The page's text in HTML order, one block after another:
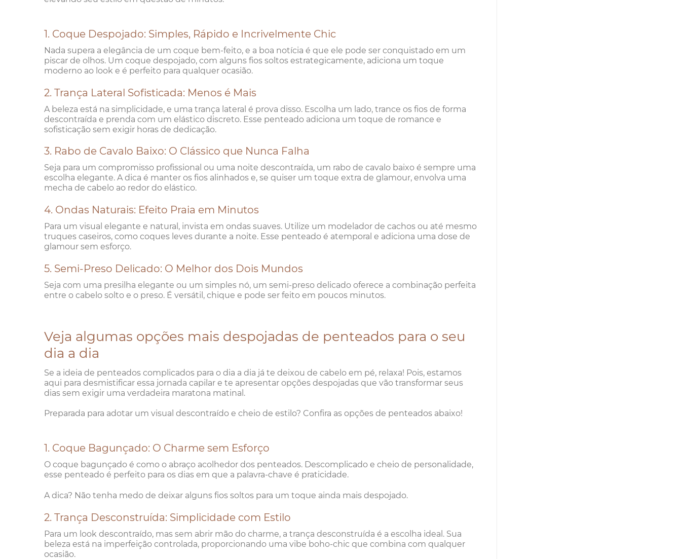
1. Coque Despojado: Simples, Rápido e Incrivelmente Chic
Nada supera a elegância de um coque bem-feito, e a boa notícia é que ele pode ser conquistado em um
piscar de olhos. Um coque despojado, com alguns fios soltos estrategicamente, adiciona um toque
moderno ao look e é perfeito para qualquer ocasião.
2. Trança Lateral Sofisticada: Menos é Mais
A beleza está na simplicidade, e uma trança lateral é prova disso. Escolha um lado, trance os fios de forma
descontraída e prenda com um elástico discreto. Esse penteado adiciona um toque de romance e
sofisticação sem exigir horas de dedicação.
3. Rabo de Cavalo Baixo: O Clássico que Nunca Falha
Seja para um compromisso profissional ou uma noite descontraída, um rabo de cavalo baixo é sempre uma
escolha elegante. A dica é manter os fios alinhados e, se quiser um toque extra de glamour, envolva uma
mecha de cabelo ao redor do elástico.
4. Ondas Naturais: Efeito Praia em Minutos
Para um visual elegante e natural, invista em ondas suaves. Utilize um modelador de cachos ou até mesmo
truques caseiros, como coques leves durante a noite. Esse penteado é atemporal e adiciona uma dose de
glamour sem esforço.
5. Semi-Preso Delicado: O Melhor dos Dois Mundos
Seja com uma presilha elegante ou um simples nó, um semi-preso delicado oferece a combinação perfeita
entre o cabelo solto e o preso. É versátil, chique e pode ser feito em poucos minutos.
Veja algumas opções mais despojadas de penteados para o seu
dia a dia
Se a ideia de penteados complicados para o dia a dia já te deixou de cabelo em pé, relaxa! Pois, estamos
aqui para desmistificar essa jornada capilar e te apresentar opções despojadas que vão transformar seus
dias sem exigir uma verdadeira maratona matinal.
Preparada para adotar um visual descontraído e cheio de estilo? Confira as opções de penteados abaixo!
1. Coque Bagunçado: O Charme sem Esforço
O coque bagunçado é como o abraço acolhedor dos penteados. Descomplicado e cheio de personalidade,
esse penteado é perfeito para os dias em que a palavra-chave é praticidade.
A dica? Não tenha medo de deixar alguns fios soltos para um toque ainda mais despojado.
2. Trança Desconstruída: Simplicidade com Estilo
Para um look descontraído, mas sem abrir mão do charme, a trança desconstruída é a escolha ideal. Sua
beleza está na imperfeição controlada, proporcionando uma vibe boho-chic que combina com qualquer
ocasião.